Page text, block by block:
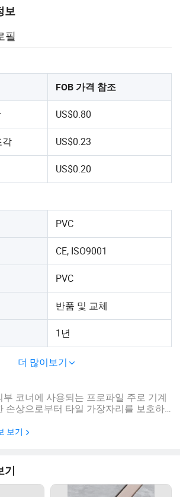
보
필
FOB 가격 참조
US$0.80
각 US$0.23
US$0.20
PVC
CE, ISO9001
PVC
반품 및 교체
1년
더 많이보기
코너에 사용되는 프로파일 주로 기계
손상으로부터 타일 가장자리를 보호하
다른 목적으로도 사용할 수 있습니다
성에 본사를 두고 있습니다. 2017년부
으로의 판매(80.00%), 중동(11.00%),
보기
기